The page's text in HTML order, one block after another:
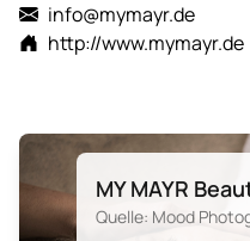
info@mymayr.de
http://www.mymayr.de
MY MAYR
Quelle: Mood